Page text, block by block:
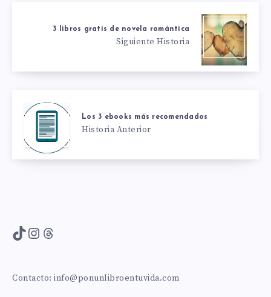
3 libros gratis de novela romántica
Siguiente Historia
Los 3 ebooks más recomendados
Historia Anterior
TikTok
Instagram
Threads
Contacto: info@ponunlibroentuvida.com